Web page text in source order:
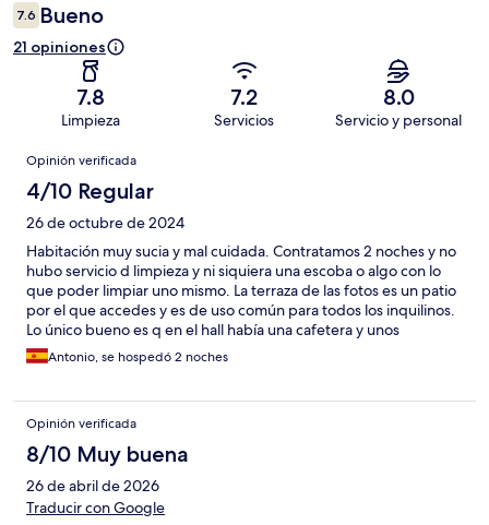
7.6 Bueno
21 opiniones
7.8
Limpieza
7.2
Servicios
8.0
Servicio y personal
Opiniones
Opinión verificada
4/10 Regular
26 de octubre de 2024
Habitación muy sucia y mal cuidada. Contratamos 2 noches y no
hubo servicio d limpieza y ni siquiera una escoba o algo con lo
que poder limpiar uno mismo. La terraza de las fotos es un patio
por el que accedes y es de uso común para todos los inquilinos.
Lo único bueno es q en el hall había una cafetera y unos
cereales, de los cuales los d chocolate se acabaron el primer día
y no se repuso más. El desayuno lo sirven en una cafetería a 3
bollería y un café o chocolate con leche (buena calidad y
personal agradable). No está cerca del metro así que prepárate
para andar
Antonio, se hospedó 2 noches
Opinión verificada
8/10 Muy buena
26 de abril de 2026
Traducir con Google